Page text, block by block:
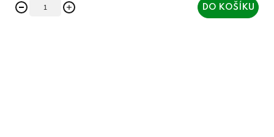
DO KOŠÍKU